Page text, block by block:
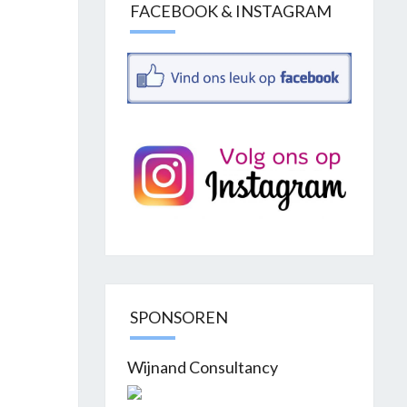
FACEBOOK & INSTAGRAM
SPONSOREN
Wijnand Consultancy